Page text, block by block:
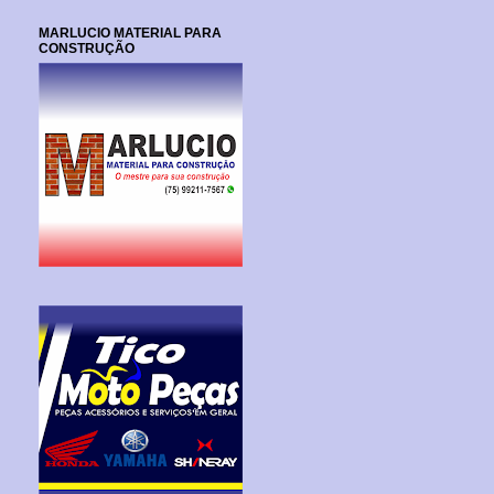
MARLUCIO MATERIAL PARA
CONSTRUÇÃO